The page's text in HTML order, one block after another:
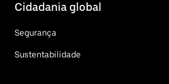
Cidadania global
Segurança
Sustentabilidade